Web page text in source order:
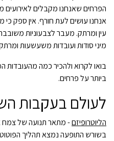
הפרחים שאנחנו מקבלים לאירועים
אנחנו עושים לעת חורף. אין ספק כי
עין ומרתק. מעבר לצבעוניות
מיני סודות ועובדות משעשעות
בואו לקרוא ולהכיר כמה מהעובדות
ביותר על פרחים.
לעולם בעקבות
הליוטרופיזם- מתאר תנועה של צמח
בשורש התופעה נמצא תהליך